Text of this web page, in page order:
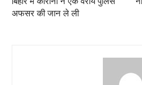
अफसर की जान ले ली